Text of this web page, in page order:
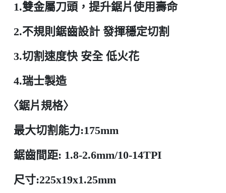
1.雙金屬刀頭，提升鋸片使用壽命
2.不規則鋸齒設計 發揮穩定切割
3.切割速度快 安全 低火花
4.瑞士製造
〈鋸片規格〉
最大切割能力:175mm
鋸齒間距: 1.8-2.6mm/10-14TPI
尺寸:225x19x1.25mm